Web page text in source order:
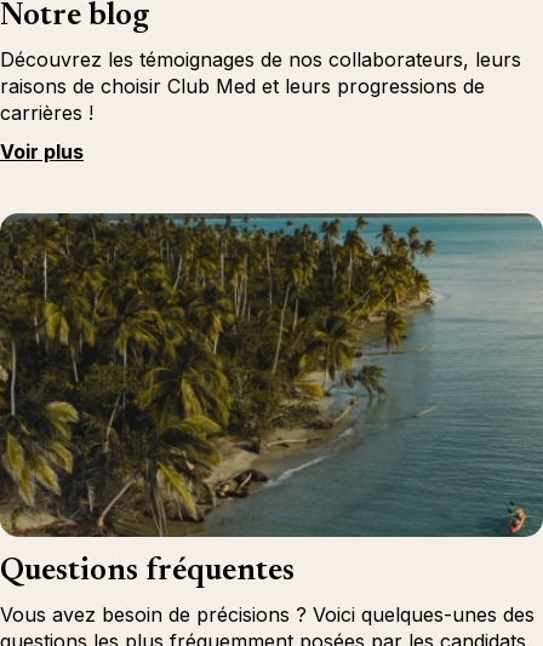
Notre blog
Découvrez les témoignages de nos collaborateurs, leurs
raisons de choisir Club Med et leurs progressions de
carrières !
Voir plus
Questions fréquentes
Vous avez besoin de précisions ? Voici quelques-unes des
questions les plus fréquemment posées par les candidats.